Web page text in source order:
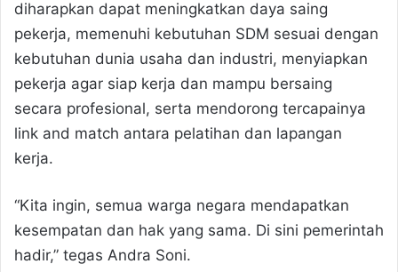
diharapkan dapat meningkatkan daya saing
pekerja, memenuhi kebutuhan SDM sesuai dengan
kebutuhan dunia usaha dan industri, menyiapkan
pekerja agar siap kerja dan mampu bersaing
secara profesional, serta mendorong tercapainya
link and match antara pelatihan dan lapangan
kerja.
“Kita ingin, semua warga negara mendapatkan
kesempatan dan hak yang sama. Di sini pemerintah
hadir,” tegas Andra Soni.